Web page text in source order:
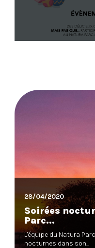
28/04/2020
Soirées
Parc...
L'équipe du Natura
nocturnes dans son...